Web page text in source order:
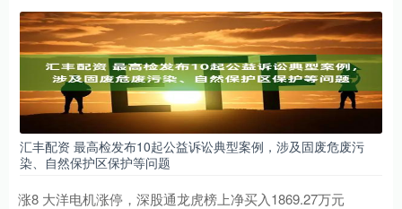
汇丰配资 最高检发布10起公益诉讼典型案例，涉及固废危废污
染、自然保护区保护等问题
涨8 大洋电机涨停，深股通龙虎榜上净买入1869.27万元